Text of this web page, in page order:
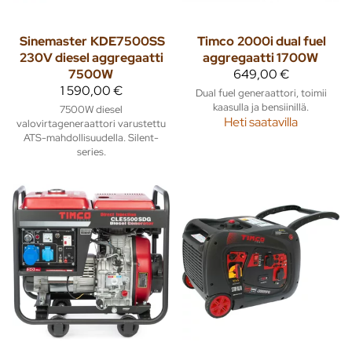
Sinemaster KDE7500SS
230V diesel aggregaatti
7500W
1 590,00 €
7500W diesel
valovirtageneraattori varustettu
ATS-mahdollisuudella. Silent-
series.
Timco2000i dual fuel
aggregaatti 1700W
649,00 €
Dual fuel generaattori, toimii
kaasulla ja bensiinillä.
Heti saatavilla